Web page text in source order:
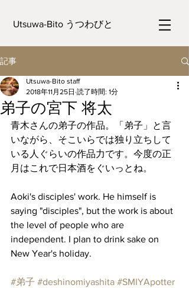
Utsuwa-Bito うつわびと
記事
弟子の宮下 将太
Utsuwa-Bito staff
2018年11月25日 読了時間: 1分
青木さんの弟子の作品。「弟子」と言
いながら、そこいらでは独り立ちして
いる人ぐらいの作品力です。今度の正
月はこれで日本酒をぐいっとね。
Aoki's disciples' work. He himself is
saying "disciples", but the work is about
the level of people who are
independent. I plan to drink sake on
New Year's holiday.
#弟子 #deshinomiyashita #SMIYApotter